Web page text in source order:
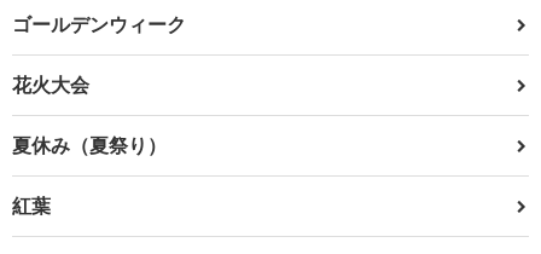
ゴールデンウィーク
花火大会
夏休み（夏祭り）
紅葉